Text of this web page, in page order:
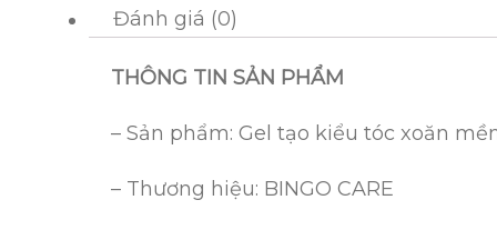
Đánh giá (0)
THÔNG TIN SẢN PHẨM
– Sản phẩm: Gel tạo kiểu tóc xoăn
– Thương hiệu: BINGO CARE